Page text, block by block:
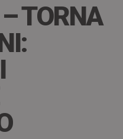
TORNA